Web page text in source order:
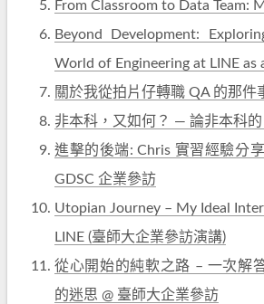
From Classroom to Data Team:
Beyond Development:
World of Engineering at LINE as
關於我從拍片仔轉職 QA 的那件
非本科，又如何？ — 論非本科
進擊的後端: Chris 實習經驗分
GDSC 企業參訪
Utopian Journey – My Ideal
LINE (臺師大企業參訪演講)
從心開始的純軟之路 – 一次解
的迷思 @ 臺師大企業參訪